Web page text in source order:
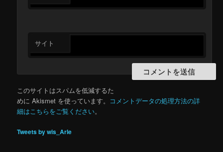
サイト
このサイトはスパムを低減するた
めに Akismet を使っています。 コメントデータの処理方法の詳
細はこちらをご覧ください。
Tweets by wis_Arle